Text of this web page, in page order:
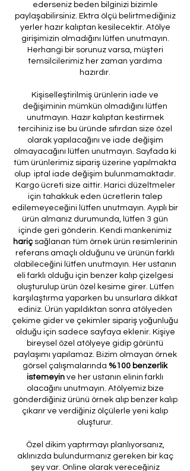
ederseniz beden bilginizi bizimle
paylaşabilirsiniz. Ektra ölçü belirtmediğiniz
yerler hazır kalıptan kesilecektir. Atölye
girişimizin olmadığını lütfen unutmayın.
Herhangi bir sorunuz varsa, müşteri
temsilcilerimiz her zaman yardıma
hazırdır.
Kişiselleştirilmiş ürünlerin iade ve
değişiminin mümkün olmadığını lütfen
unutmayın. Hazır kalıptan kestirmek
tercihiniz ise bu üründe sıfırdan size özel
olarak yapılacağını ve iade değişim
olmayacağını lütfen unutmayın. Sayfada ki
tüm ürünlerimiz sipariş üzerine yapılmakta
olup iptal iade değişim bulunmamaktadır.
Kargo ücreti size aittir. Harici düzeltmeler
için tahakkuk eden ücretlerin talep
edilemeyeceğini lütfen unutmayın. Ayıplı bir
ürün almanız durumunda, lütfen 3 gün
içinde geri gönderin. Kendi mankenimiz
hariçsağlanan tüm örnek ürün resimlerinin
referans amaçlı olduğunu ve ürünün farklı
olabileceğini lütfen unutmayın. Her ustanın
eli farklı olduğu için benzer kalıp çizelgesi
oluşturulup ürün özel kesime girer. Lütfen
karşılaştırma yaparken bu unsurlara dikkat
ediniz. Ürün yapıldıktan sonra atölyeden
çekime gider ve çekimler sipariş yoğunluğu
olduğu için sadece sayfaya eklenir. Kişiye
bireysel özel atölyeye gidip görüntü
paylaşımı yapılamaz. Bizim olmayan örnek
görsel çalışmalarında %100 benzerlik
istemeyin ve her ustanın elinin farklı
olacağını unutmayın. Atölyemiz bize
gönderdiğiniz ürünü örnek alıp benzer kalıp
çıkarır ve verdiğiniz ölçülerle yeni kalıp
oluşturur.
Özel dikim yaptırmayı planlıyorsanız,
aklınızda bulundurmanız gereken bir kaç
şey var. Online olarak vereceğiniz